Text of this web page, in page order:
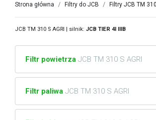
Strona główna Filtry do JCB Filtry JCB TM
JCB TM 310 S AGRI | silnik: JCB TIER 4I IIIB
Filtr powietrza JCB TM 310 S AGRI
Filtr paliwa JCB TM 310 S AGRI